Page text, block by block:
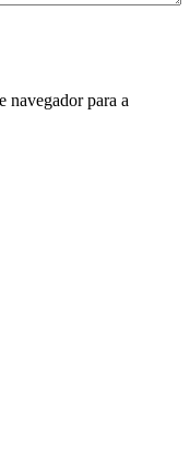
navegador para a